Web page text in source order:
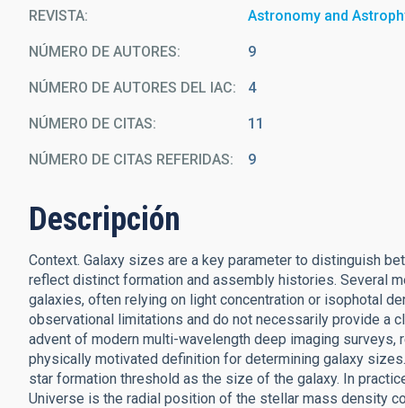
REVISTA Astronomy and
NÚMERO DE AUTORES 9
NÚMERO DE AUTORES DEL IAC 4
NÚMERO DE CITAS 11
NÚMERO DE CITAS REFERIDAS 9
Descripción
Context. Galaxy sizes are a key parameter to distinguish
reflect distinct formation and assembly histories. Several
galaxies, often relying on light concentration or isophotal
observational limitations and do not necessarily provide a
advent of modern multi-wavelength deep imaging
physically motivated definition for determining galaxy
star formation threshold as the size of the galaxy. In
Universe is the radial position of the stellar mass density